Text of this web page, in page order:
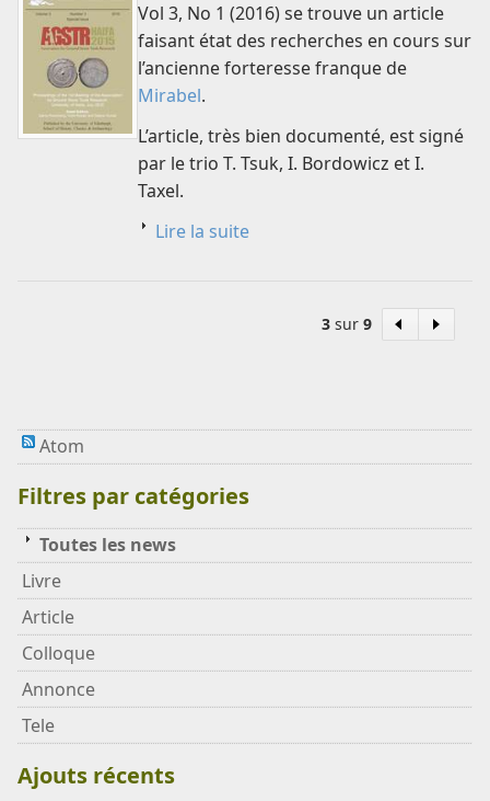
Vol 3, No 1 (2016) se trouve un article
faisant état des recherches en cours sur
l’ancienne forteresse franque de
Mirabel.
L’article, très bien documenté, est signé
par le trio T. Tsuk, I. Bordowicz et I.
Taxel.
Lire la suite
3 sur 9
Atom
Filtres par catégories
Toutes les news
Livre
Article
Colloque
Annonce
Tele
Ajouts récents